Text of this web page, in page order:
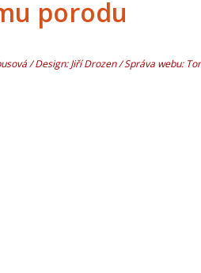
porodu
/ Design: Jiří Drozen / Správa webu: